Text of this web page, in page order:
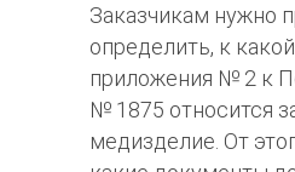
Заказчикам нужно
определить, к
приложения № 2 к
№ 1875 относится
медизделие. От